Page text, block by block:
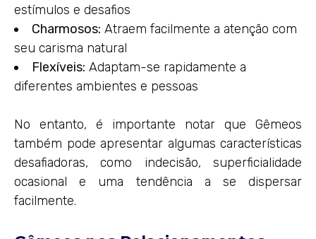
estímulos e desafios
Charmosos: Atraem facilmente a atenção com
seu carisma natural
Flexíveis: Adaptam-se rapidamente a
diferentes ambientes e pessoas
No entanto, é importante notar que Gêmeos
também pode apresentar algumas características
desafiadoras, como indecisão, superficialidade
ocasional e uma tendência a se dispersar
facilmente.